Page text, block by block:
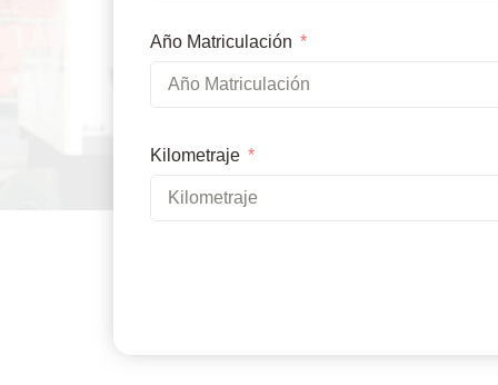
Año Matriculación
Kilometraje